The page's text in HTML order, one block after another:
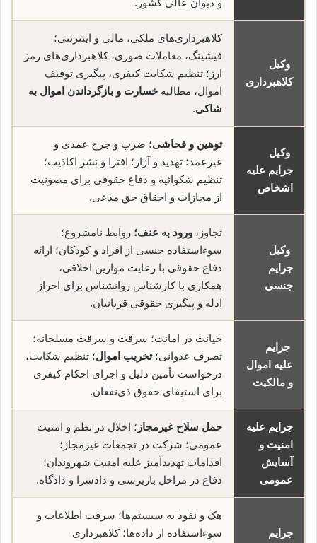
و دیوان عالی کشور.
وکیل
کلاهبرداری
کلاهبرداری‌های ملکی، مالی و اینترنتی؛
فیشینگ، معاملات صوری، کلاهبرداری‌های رمز
ارز؛ تنظیم شکایت کیفری، پیگیری توقیف
اموال، مطالبه خسارت و بازگرداندن اموال به
شاکی.
وکیل
جرایم علیه
اشخاص
توهین و فحاشی؛ ضرب و جرح عمدی و
غیرعمد؛ تهدید و آزار؛ افترا و نشر اکاذیب؛
تنظیم شکوائیه و دفاع حقوقی برای مصونیت
از مجازات و احقاق حق مدعی.
وکیل
جرایم
جنسی
تجاوز، ورود به عنف؛ روابط نامشروع؛
سوءاستفاده جنسی از افراد و کودکان؛ ارائه
دفاع حقوقی با رعایت موازین اخلاقی،
همکاری با کارشناس روانشناس برای احراز
ادله و پیگیری حقوقی قربانیان.
جرایم
علیه اموال
و مالکیت
خیانت در امانت؛ سرقت و سرقت مسلحانه؛
تصرف عدوانی؛تخریب اموال؛ تنظیم شکایت،
درخواست تأمین دلیل و اجرای احکام کیفری
برای استیفای حقوق ذی‌نفعان.
جرایم علیه
امنیت و
آسایش
عمومی
حمل سلاح غیرمجاز ؛ اخلال در نظم و امنیت
عمومی؛ شرکت در تجمعات غیرمجاز؛
اقدامات تهدیدآمیز علیه امنیت شهروندان؛
دفاع در مراحل بازپرسی و دادسرا و دادگاه.
جرایم
هک و نفوذ به سیستم‌ها؛ سرقت اطلاعات و
سوء‌استفاده از داده‌ها؛ کلاهبرداری